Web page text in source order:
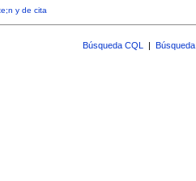
y de cita
Búsqueda CQL |